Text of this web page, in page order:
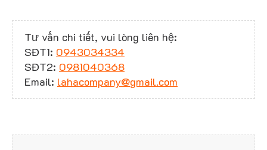
Tư vấn chi tiết, vui lòng liên hệ:
SĐT1: 0943034334
SĐT2: 0981040368
Email: lahacompany@gmail.com